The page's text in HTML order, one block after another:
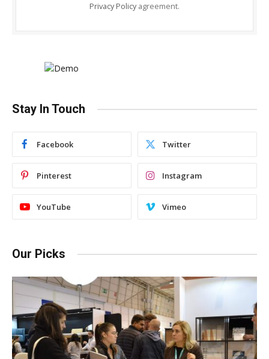
Privacy Policy agreement.
Stay In Touch
Facebook Twitter
Pinterest Instagram
YouTube Vimeo
Our Picks